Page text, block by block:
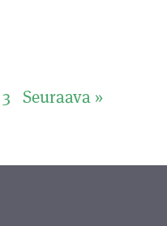
3 Seuraava »